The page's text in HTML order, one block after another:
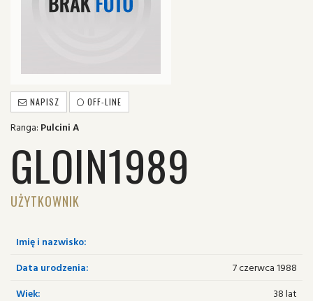
NAPISZ OFF-LINE
Ranga: Pulcini A
GLOIN1989
UŻYTKOWNIK
Imię i nazwisko:
Data urodzenia:
7 czerwca 1988
Wiek:
38 lat